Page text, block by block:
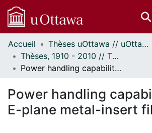
Communautés
et collections
Parcourir
À propos
Accueil
Thèses uOttawa // uOttawa Theses
Thèses, 1910 - 2010 // Theses, 1910 - 2010
Power handling capabilities on E-plane metal-insert filters.
Power handling
E-plane metal-insert